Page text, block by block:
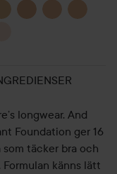
longwear. And
Foundation ger 16
täcker bra och
känns lätt